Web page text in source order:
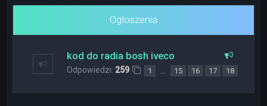
Ogłoszenia
kod do radia bosh iveco
Odpowiedzi: 259 1 … 15 16 17 18